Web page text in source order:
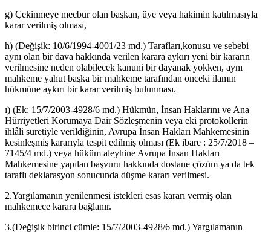
g) Çekinmeye mecbur olan başkan, üye veya hakimin katılmasıyla
karar verilmiş olması,
h) (Değişik: 10/6/1994-4001/23 md.) Tarafları,konusu ve sebebi
aynı olan bir dava hakkında verilen karara aykırı yeni bir kararın
verilmesine neden olabilecek kanuni bir dayanak yokken, aynı
mahkeme yahut başka bir mahkeme tarafından önceki ilamın
hükmüne aykırı bir karar verilmiş bulunması.
ı) (Ek: 15/7/2003-4928/6 md.) Hükmün, İnsan Haklarını ve Ana
Hürriyetleri Korumaya Dair Sözleşmenin veya eki protokollerin
ihlâli suretiyle verildiğinin, Avrupa İnsan Hakları Mahkemesinin
kesinleşmiş kararıyla tespit edilmiş olması (Ek ibare : 25/7/2018 –
7145/4 md.) veya hüküm aleyhine Avrupa İnsan Hakları
Mahkemesine yapılan başvuru hakkında dostane çözüm ya da tek
taraflı deklarasyon sonucunda düşme kararı verilmesi.
2.Yargılamanın yenilenmesi istekleri esas kararı vermiş olan
mahkemece karara bağlanır.
3.(Değişik birinci cümle: 15/7/2003-4928/6 md.) Yargılamanın